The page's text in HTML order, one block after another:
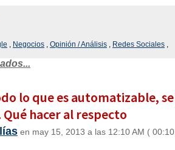
, Negocios , Opinión / Análisis , Redes Sociales ,
lo que es automatizable, se
hacer al respecto
en may 15, 2013 a las 12:10 AM ( 00:10